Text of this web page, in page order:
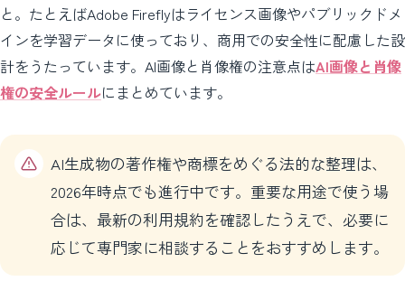
と。たとえばAdobe Fireflyはライセンス画像やパブリックドメ
インを学習データに使っており、商用での安全性に配慮した設
計をうたっています。AI画像と肖像権の注意点はAI画像と肖像
権の安全ルールにまとめています。
AI生成物の著作権や商標をめぐる法的な整理は、
2026年時点でも進行中です。重要な用途で使う場
合は、最新の利用規約を確認したうえで、必要に
応じて専門家に相談することをおすすめします。